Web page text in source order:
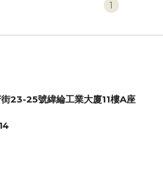
1
23-25號緯綸工業大廈11樓A座